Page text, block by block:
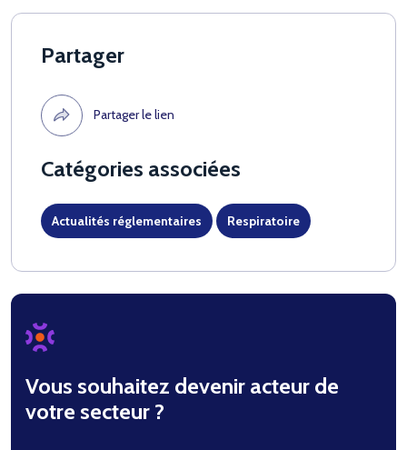
Partager
Partager le lien
Catégories associées
Actualités réglementaires Respiratoire
Vous souhaitez devenir acteur de
votre secteur ?